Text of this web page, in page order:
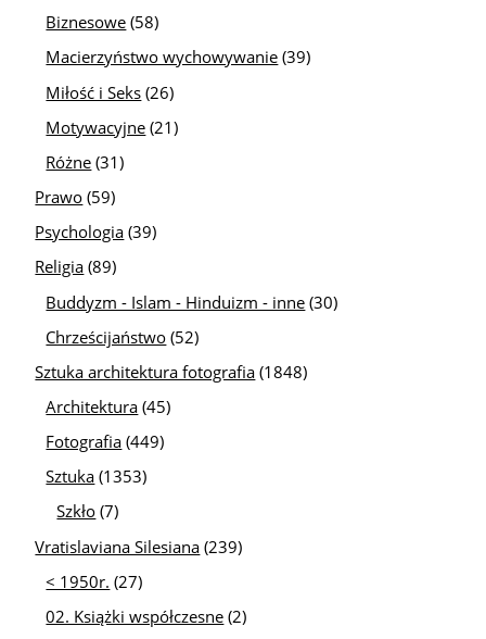
Biznesowe (58)
Macierzyństwo wychowywanie (39)
Miłość i Seks (26)
Motywacyjne (21)
Różne (31)
Prawo (59)
Psychologia (39)
Religia (89)
Buddyzm - Islam - Hinduizm - inne (30)
Chrześcijaństwo (52)
Sztuka architektura fotografia (1848)
Architektura (45)
Fotografia (449)
Sztuka (1353)
Szkło (7)
Vratislaviana Silesiana (239)
< 1950r. (27)
02. Książki współczesne (2)